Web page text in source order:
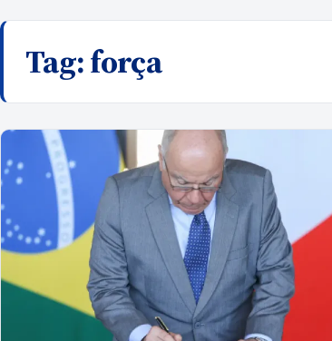
Tag:força